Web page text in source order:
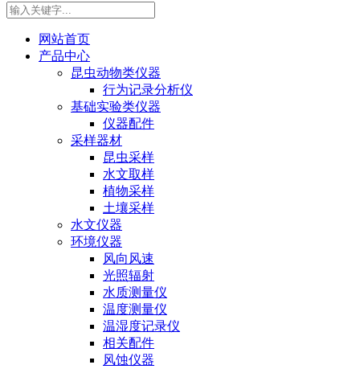
网站首页
产品中心
昆虫动物类仪器
行为记录分析仪
基础实验类仪器
仪器配件
采样器材
昆虫采样
水文取样
植物采样
土壤采样
水文仪器
环境仪器
风向风速
光照辐射
水质测量仪
温度测量仪
温湿度记录仪
相关配件
风蚀仪器